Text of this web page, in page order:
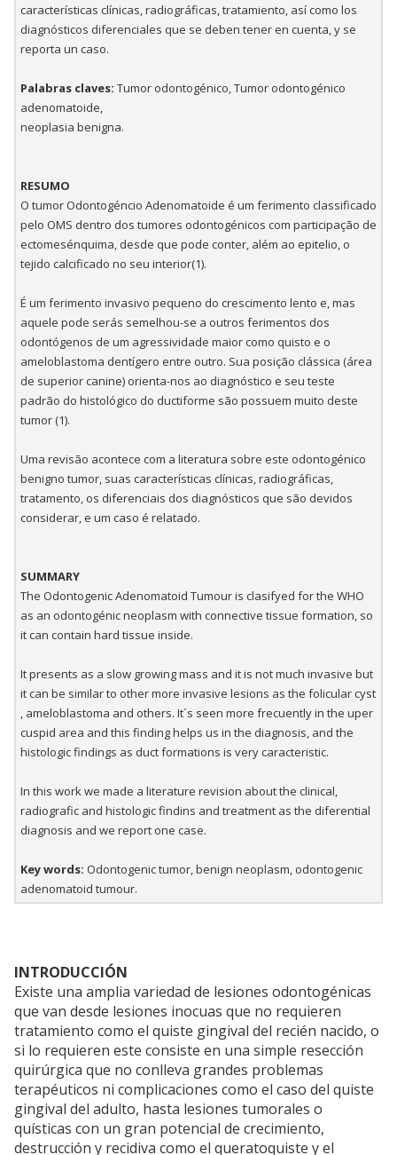
características clínicas, radiográficas, tratamiento, así como los
diagnósticos diferenciales que se deben tener en cuenta, y se
reporta un caso.
Palabras claves: Tumor odontogénico, Tumor odontogénico
adenomatoide,
neoplasia benigna.
RESUMO
O tumor Odontogéncio Adenomatoide é um ferimento classificado
pelo OMS dentro dos tumores odontogénicos com participação de
ectomesénquima, desde que pode conter, além ao epitelio, o
tejido calcificado no seu interior(1).
É um ferimento invasivo pequeno do crescimento lento e, mas
aquele pode serás semelhou-se a outros ferimentos dos
odontógenos de um agressividade maior como quisto e o
ameloblastoma dentígero entre outro. Sua posição clássica (área
de superior canine) orienta-nos ao diagnóstico e seu teste
padrão do histológico do ductiforme são possuem muito deste
tumor (1).
Uma revisão acontece com a literatura sobre este odontogénico
benigno tumor, suas características clínicas, radiográficas,
tratamento, os diferenciais dos diagnósticos que são devidos
considerar, e um caso é relatado.
SUMMARY
The Odontogenic Adenomatoid Tumour is clasifyed for the WHO
as an odontogénic neoplasm with connective tissue formation, so
it can contain hard tissue inside.
It presents as a slow growing mass and it is not much invasive but
it can be similar to other more invasive lesions as the folicular cyst
, ameloblastoma and others. It´s seen more frecuently in the uper
cuspid area and this finding helps us in the diagnosis, and the
histologic findings as duct formations is very caracteristic.
In this work we made a literature revision about the clinical,
radiografic and histologic findins and treatment as the diferential
diagnosis and we report one case.
Key words: Odontogenic tumor, benign neoplasm, odontogenic
adenomatoid tumour.
INTRODUCCIÓN
Existe una amplia variedad de lesiones odontogénicas
que van desde lesiones inocuas que no requieren
tratamiento como el quiste gingival del recién nacido, o
si lo requieren este consiste en una simple resección
quirúrgica que no conlleva grandes problemas
terapéuticos ni complicaciones como el caso del quiste
gingival del adulto, hasta lesiones tumorales o
quísticas con un gran potencial de crecimiento,
destrucción y recidiva como el queratoquiste y el